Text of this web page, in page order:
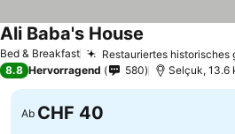
Bed & Breakfast Restauriertes historisches
Ali Baba's House
8.8 Hervorragend 580 Selçuk, 13.6
Ab CHF 40